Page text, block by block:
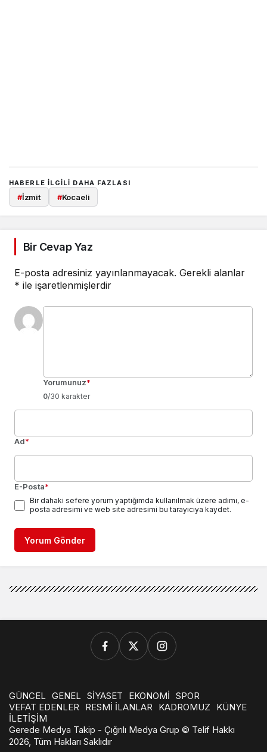
HABERLE ILGILI DAHA FAZLASI
#İzmit #Kocaeli
Bir Cevap Yaz
E-posta adresiniz yayınlanmayacak. Gerekli alanlar
* ile işaretlenmişlerdir
Yorumunuz*
0/30 karakter
Ad*
E-Posta*
Bir dahaki sefere yorum yaptığımda kullanılmak üzere adımı, e-
posta adresimi ve web site adresimi bu tarayıcıya kaydet.
Yorum Gönder
GÜNCEL GENEL SİYASET EKONOMİ SPOR
VEFAT EDENLER RESMİ İLANLAR KADROMUZ
KÜNYE
İLETİŞİM
Gerede Medya Takip - Çığrılı Medya Grup © Telif Hakkı
2026, Tüm Hakları Saklıdır